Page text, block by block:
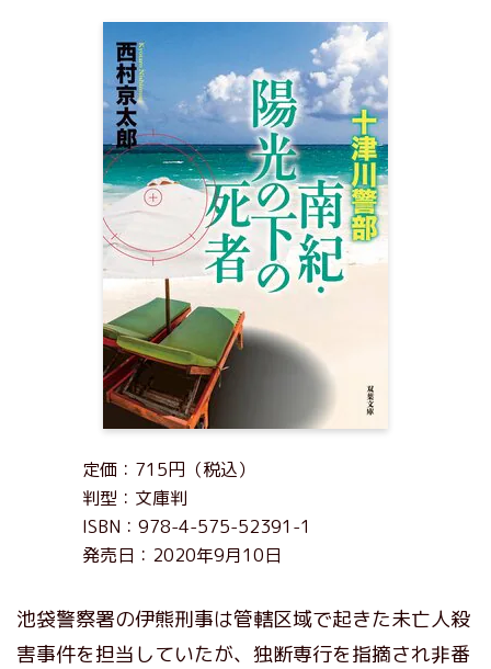
定価：715円（税込）
判型：文庫判
ISBN：978-4-575-52391-1
発売日：2020年9月10日
池袋警察署の伊熊刑事は管轄区域で起きた未亡人殺
害事件を担当していたが、独断専行を指摘され非番